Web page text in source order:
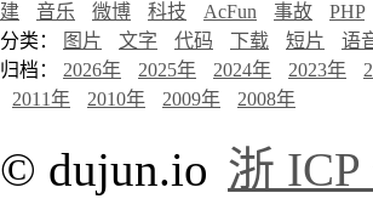
建
音乐 微博 科技 AcFun 事故 PHP
分类：
图片 文字 代码 下载 短片
语
归档： 2026年 2025年 2024年 2023年
2011年
2010年 2009年 2008年
© dujun.io 浙 ICP